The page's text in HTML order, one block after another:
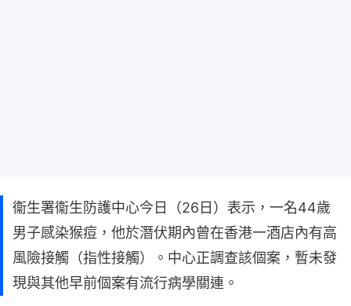
衞生署衞生防護中心今日（26日）表示，一名44歲
男子感染猴痘，他於潛伏期內曾在香港一酒店內有高
風險接觸（指性接觸）。中心正調查該個案，暫未發
現與其他早前個案有流行病學關連。